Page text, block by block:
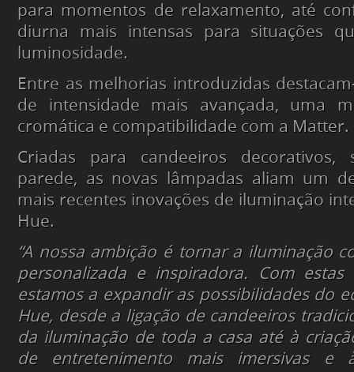
para momentos de relaxamento, até
diurna mais intensas para situações
luminosidade.
Entre as melhorias introduzidas
de intensidade mais avançada, uma
cromática e compatibilidade com a Matter.
Criadas para candeeiros decorativos,
parede, as novas lâmpadas aliam um
mais recentes inovações de iluminação
Hue.
“A nossa ambição é tornar a iluminação
personalizada e inspiradora. Com estas
estamos a expandir as possibilidades do
Hue, desde a ligação de candeeiros
da iluminação de toda a casa até à
de entretenimento mais imersivas e